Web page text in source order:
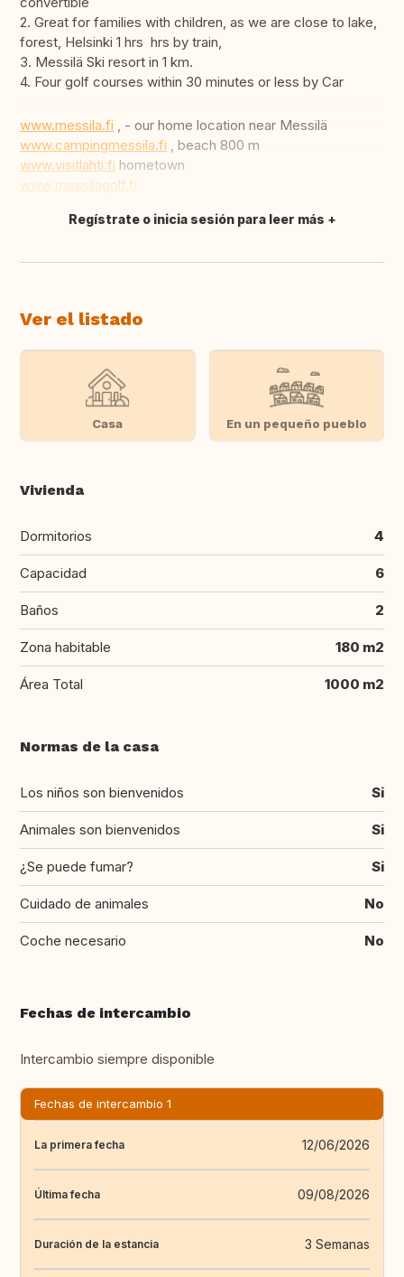
2. Great for families with children, as we are close to lake,
forest, Helsinki 1 hrs hrs by train,
3. Messilä Ski resort in 1 km.
4. Four golf courses within 30 minutes or less by Car
www.messila.fi , - our home location near Messilä
www.campingmessila.fi , beach 800 m
www.visitlahti.fi hometown
www.messilagolf.fi
Traducir
Regístrate o inicia sesión para leer más
Ver el listado
Casa En un pequeño pueblo
Vivienda
Dormitorios 4
Capacidad 6
Baños 2
Zona habitable 180 m2
Área Total 1000 m2
Normas de la casa
Los niños son bienvenidos Si
Animales son bienvenidos Si
¿Se puede fumar? Si
Cuidado de animales No
Coche necesario No
Fechas de intercambio
Intercambio siempre disponible
Fechas de intercambio 1
La primera fecha 12/06/2026
Última fecha 09/08/2026
Duración de la estancia 3 Semanas